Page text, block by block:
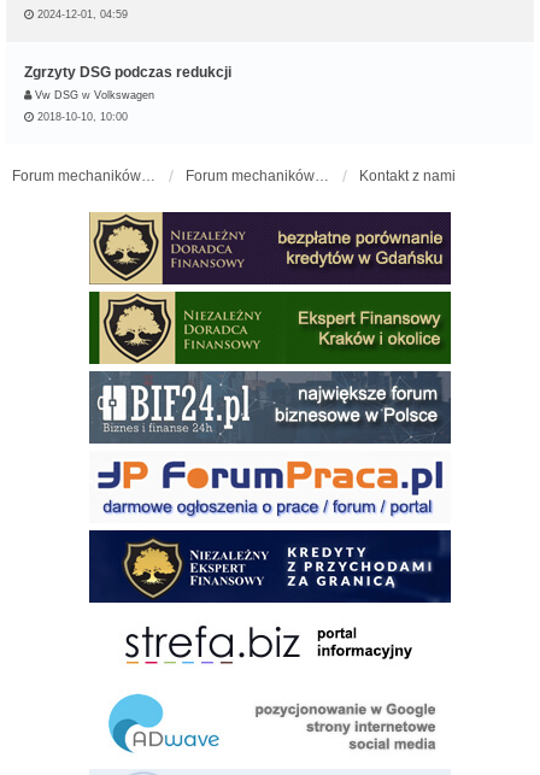
2024-12-01, 04:59
Zgrzyty DSG podczas redukcji
Vw DSG w Volkswagen
2018-10-10, 10:00
Forum mechaników samochodowych - forum-mechaniczne.pl Forum mechaników samochodowych Kontakt z nami